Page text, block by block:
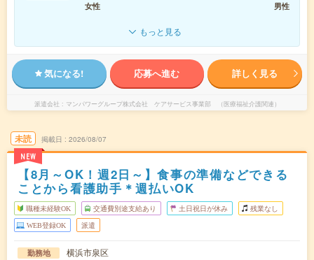
女性
男性
もっと見る
気になる! 応募へ進む 詳しく見る
派遣会社 マンパワーグループ株式会社 ケアサービス事業部 （医療福祉介護関連）
未読
NEW
掲載日 2026/08/07
【8月～OK！週2日～】食事の準備などできる
ことから看護助手＊週払いOK
職種未経験OK 交通費別途支給あり 土日祝日が休み 残業なし
WEB登録OK 派遣
勤務地
横浜市泉区